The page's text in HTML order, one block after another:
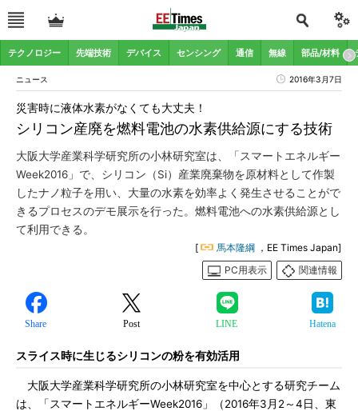
テクノロジー 先端技術 デバイス センシング 通信 無線 部品/材料
ニュース 2016年3月7日
シリコン産廃を燃料電池の水素供給源にする技術
災害時に液体水素がなくても大丈夫！
大阪大学産業科学研究所の小林研究室は、「スマートエネルギー
Week2016」で、シリコン（Si）産業廃棄物を原材料として作製
したナノ粒子を用い、大量の水素を効率よく発生させることがで
きるプロセスのデモ展示を行った。燃料電池への水素供給源とし
て利用できる。
[ 馬本隆綱 ，EE Times Japan]
PC用表示
関連情報
Share Post LINE Hatena
スライス時に生じるシリコンの粉を有効活用
大阪大学産業科学研究所の小林研究室を中心とする研究チーム
は、「スマートエネルギーWeek2016」（2016年3月2～4日、東